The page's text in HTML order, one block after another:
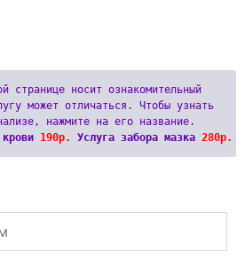
странице носит ознакомительный
может отличаться. Чтобы узнать
190р. Услуга забора мазка 280р.